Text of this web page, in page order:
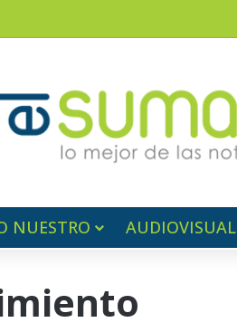
NUESTRO AUDIOVISUAL